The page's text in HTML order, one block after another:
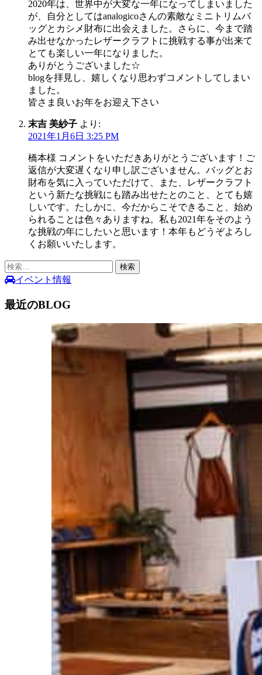
2020年は、世界中が大変な一年になってしまいました
が、自分としてはanalogicoさんの素敵なミニトリムバ
ッグとカシメ財布に出会えました。さらに、今まで踏
み出せなかったレザークラフトに挑戦する事が出来て
とても楽しい一年になりました。
ありがとうございました☆
blogを拝見し、嬉しくなり思わずコメントしてしまい
ました。
皆さま良いお年をお迎え下さい
末吉 美紗子 より:
2021年1月6日 3:25 PM
橋本様 コメントをいただきありがとうございます！ご
返信が大変遅くなり申し訳ございません。バッグとお
財布を気に入っていただけて、また、レザークラフト
という新たな挑戦にも踏み出せたとのこと、とても嬉
しいです。たしかに、今だからこそできること、始め
られることは色々ありますね。私も2021年をそのよう
な挑戦の年にしたいと思います！本年もどうぞよろし
くお願いいたします。
検
索:イベント情報
最近のBLOG